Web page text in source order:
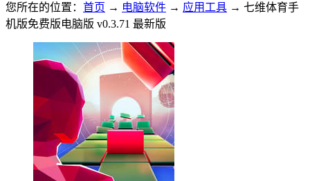
您所在的位置： 首页 → 电脑软件 → 应用工具 → 七维体育手
机版免费版电脑版 v0.3.71 最新版